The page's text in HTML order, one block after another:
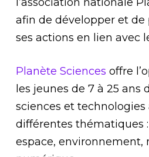
afin de développer et de
ses actions en lien avec
Planète Sciences offre
les jeunes de 7 à 25 ans
sciences et technologies
différentes thématiques
espace, environnement,